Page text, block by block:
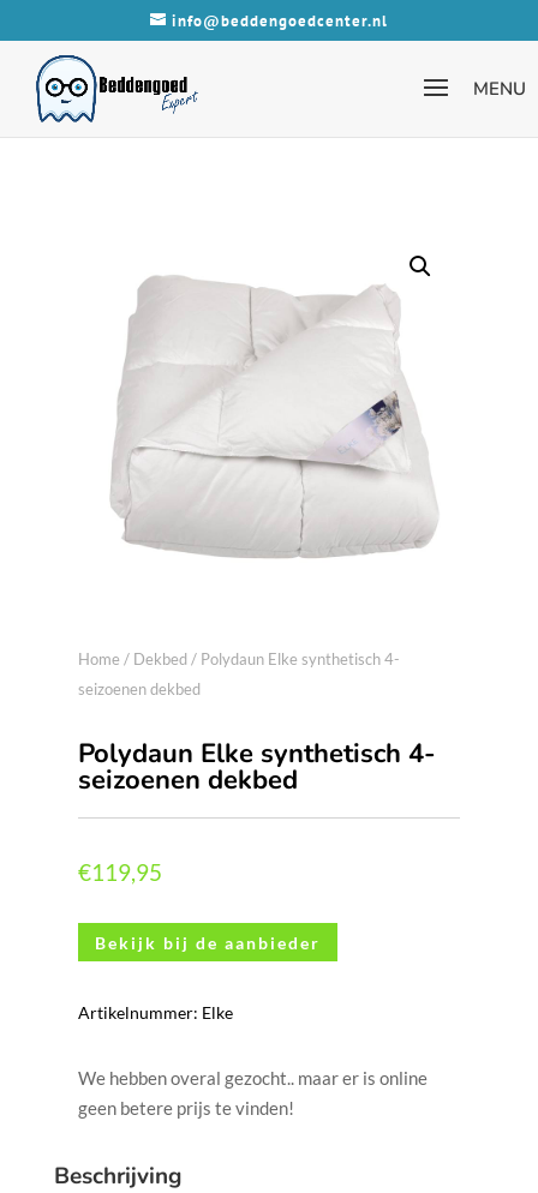
info@beddengoedcenter.nl
Home / Dekbed / Polydaun Elke synthetisch 4-
seizoenen dekbed
Polydaun Elke synthetisch 4-
seizoenen dekbed
€119,95
Bekijk bij de aanbieder
Artikelnummer: Elke
We hebben overal gezocht.. maar er is online
geen betere prijs te vinden!
Beschrijving